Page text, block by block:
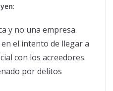
:
y no una empresa.
el intento de llegar a
con los acreedores.
por delitos